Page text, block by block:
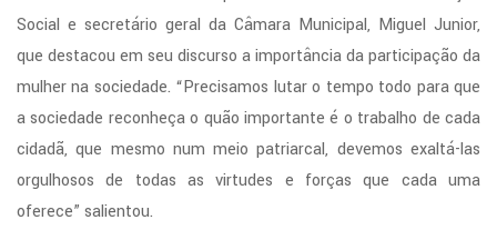
Social e secretário geral da Câmara Municipal, Miguel Junior,
que destacou em seu discurso a importância da participação da
mulher na sociedade. “Precisamos lutar o tempo todo para que
a sociedade reconheça o quão importante é o trabalho de cada
cidadã, que mesmo num meio patriarcal, devemos exaltá-las
orgulhosos de todas as virtudes e forças que cada uma
oferece” salientou.